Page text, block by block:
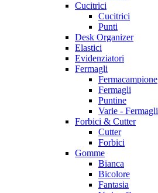
Cucitrici
Cucitrici
Punti
Desk Organizer
Elastici
Evidenziatori
Fermagli
Fermacampione
Fermagli
Puntine
Varie - Fermagli
Forbici & Cutter
Cutter
Forbici
Gomme
Bianca
Bicolore
Fantasia